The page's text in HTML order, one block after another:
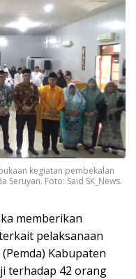
kegiatan pembekalan
Foto: Said SK_News.
memberikan
pelaksanaan
Kabupaten
terhadap 42 orang